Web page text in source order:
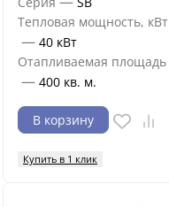
Тепловая мощность, кВт
— 40 кВт
Отапливаемая площадь
— 400 кв. м.
В корзину
Купить в 1 клик